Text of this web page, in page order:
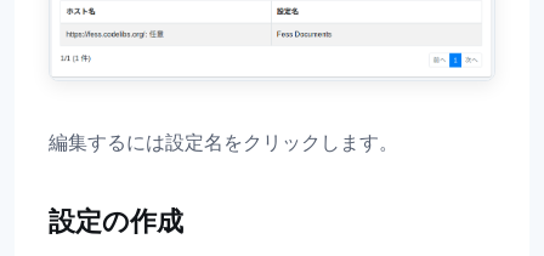
編集するには設定名をクリックします。
設定の作成